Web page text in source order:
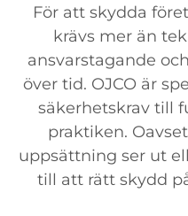
För att skydda
krävs mer än
ansvarstagande
över tid. OJCO är
säkerhetskrav till
praktiken.
uppsättning ser ut
till att rätt skydd